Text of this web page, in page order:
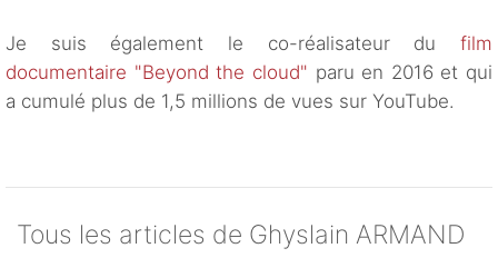
Je suis également le co-réalisateur du film
documentaire "Beyond the cloud" paru en 2016 et qui
a cumulé plus de 1,5 millions de vues sur YouTube.
Tous les articles de Ghyslain ARMAND